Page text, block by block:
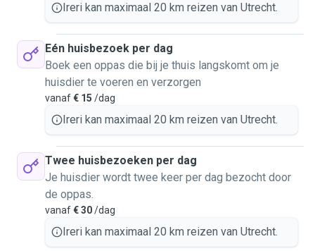
I also know how to do basic grooming (shower and
You can trust I'll take good care of your little loved ones!
Ireri kan maximaal 20 km reizen van Utrecht.
Eén huisbezoek per dag
Boek een oppas die bij je thuis langskomt om je
huisdier te voeren en verzorgen
vanaf€ 15 /dag
Ireri kan maximaal 20 km reizen van Utrecht.
Twee huisbezoeken per dag
Je huisdier wordt twee keer per dag bezocht door
de oppas.
vanaf€ 30/dag
Ireri kan maximaal 20 km reizen van Utrecht.